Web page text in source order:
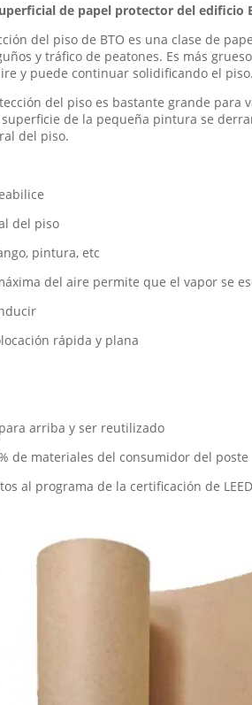
de papel protector del edificio
del piso de BTO es una clase de
y tráfico de peatones. Es más
y puede continuar solidificando el piso.
del piso es bastante grande
de la pequeña pintura se
del piso.
del piso
pintura, etc
del aire permite que el vapor se
rápida y plana
arriba y ser reutilizado
de materiales del consumidor del poste
al programa de la certificación de LEED